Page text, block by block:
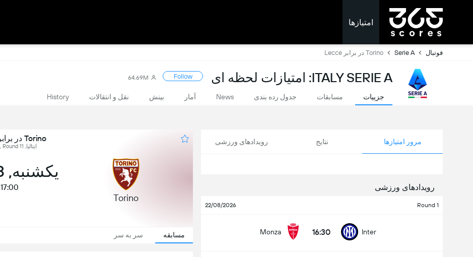
امتیازها
فوتبال Serie A Torino در برابر Lecce
ITALY SERIE A: امتیازات لحظه ای Follow
64.69M
جزییات مسابقات جدول رده بندی News آمار بینش نقل و انتقالات History
مرور امتیازها نتایج رویدادهای ورزشی
رویدادهای ورزشی
Round 1
22/08/2026
Inter
16:30
Monza
Torino در برابر Lecce
ایتالیا, Serie A, Round 11
Torino
یکشنبه, 8 نوامـ
17:00
مسابقه سر به سر